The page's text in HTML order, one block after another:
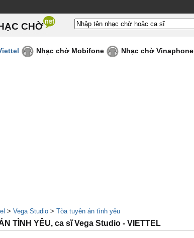
CHỜ
Nhạc chờ Mobifone Nhạc chờ Vinaphone
> Vega Studio > Tòa tuyên án tình yêu
TÌNH YÊU, ca sĩ Vega Studio - VIETTEL